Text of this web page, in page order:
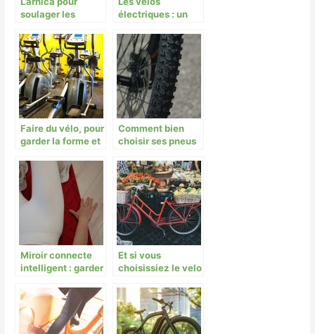
soulager les
musculaires
électriques : un
transport en plein
essor
Faire du vélo, pour
garder la forme et
Comment bien
choisir ses pneus
Miroir connecte
intelligent : garder
chez soi
Et si vous
choisissiez le velo
deplacements
quotidiens ?